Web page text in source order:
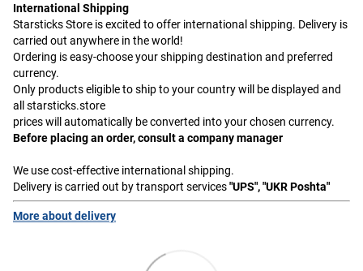
International Shipping
Starsticks Store is excited to offer international shipping. Delivery is
carried out anywhere in the world!
Ordering is easy-choose your shipping destination and preferred
currency.
Only products eligible to ship to your country will be displayed and
all starsticks.store
prices will automatically be converted into your chosen currency.
Before placing an order, consult a company manager
We use cost-effective international shipping.
Delivery is carried out by transport services"UPS", "UKR Poshta"
More about delivery